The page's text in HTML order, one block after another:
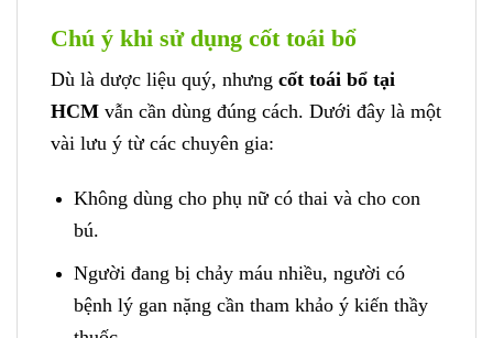
Chú ý khi sử dụng cốt toái bổ
Dù là dược liệu quý, nhưng cốt toái bổ tại
HCM vẫn cần dùng đúng cách. Dưới đây là một
vài lưu ý từ các chuyên gia:
Không dùng cho phụ nữ có thai và cho con
bú.
Người đang bị chảy máu nhiều, người có
bệnh lý gan nặng cần tham khảo ý kiến thầy